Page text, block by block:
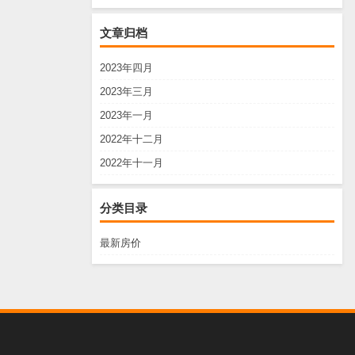
文章归档
2023年四月
2023年三月
2023年一月
2022年十二月
2022年十一月
分类目录
最新房价